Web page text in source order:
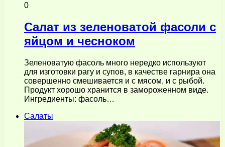
0
Салат из зеленоватой фасоли с
яйцом и чесноком
Зеленоватую фасоль много нередко используют
для изготовки рагу и супов, в качестве гарнира она
совершенно смешивается и с мясом, и с рыбой.
Продукт хорошо хранится в замороженном виде.
Ингредиенты: фасоль…
Салаты